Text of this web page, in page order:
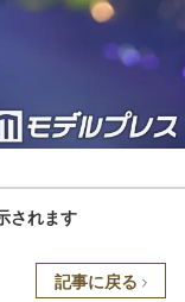
されます
記事に戻る